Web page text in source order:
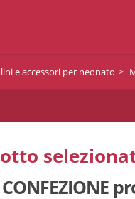
e accessori per neonato